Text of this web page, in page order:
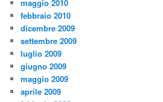
maggio 2010
febbraio 2010
dicembre 2009
settembre 2009
luglio 2009
giugno 2009
maggio 2009
aprile 2009